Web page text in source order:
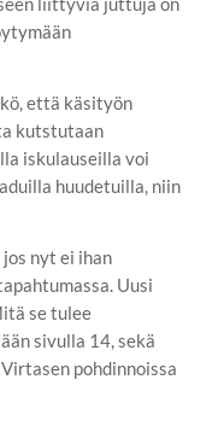
että käsityön
kutstutaan
iskulauseilla voi
huudetuilla, niin
nyt ei ihan
Uusi
se tulee
sivulla 14, sekä
pohdinnoissa